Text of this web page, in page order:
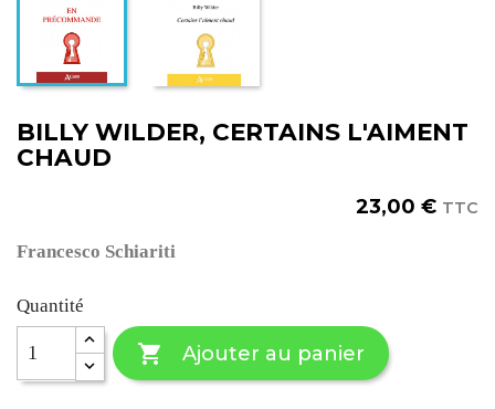
BILLY WILDER, CERTAINS L'AIMENT
CHAUD
23,00 € TTC
Francesco Schiariti
Quantité
 Ajouter au panier